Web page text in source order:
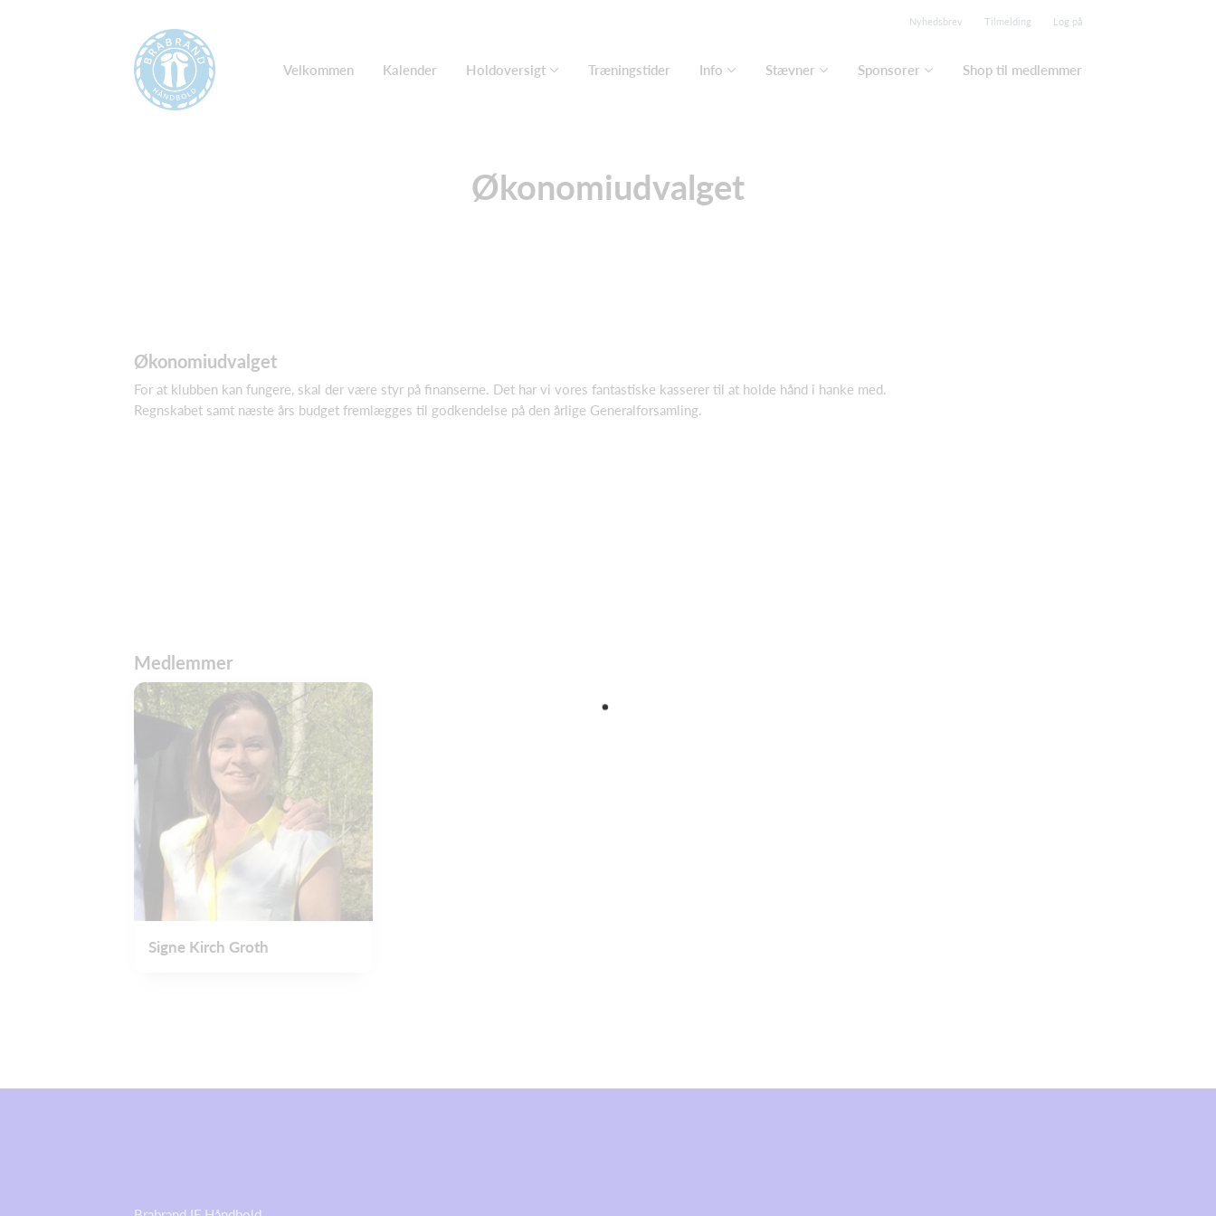
Nyhedsbrev Tilmelding Log på
Velkommen Kalender Holdoversigt Træningstider Info Stævner Sponsorer Shop til medlemmer
Økonomiudvalget
Økonomiudvalget
For at klubben kan fungere, skal der være styr på finanserne. Det har vi vores fantastiske kasserer til at holde hånd i hanke med.
Regnskabet samt næste års budget fremlægges til godkendelse på den årlige Generalforsamling.
Medlemmer
Signe Kirch Groth